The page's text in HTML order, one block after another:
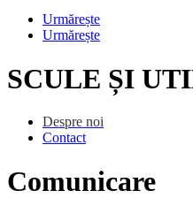
Urmărește
Urmărește
SCULE ȘI
Despre noi
Contact
Comunicare